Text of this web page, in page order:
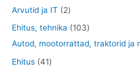
e
t
8
0
1
t
Arvutid ja IT 22
o
Ehitus, tehnika 1031
0
Autod, mootorrattad, traktorid ja
Ehitus 414